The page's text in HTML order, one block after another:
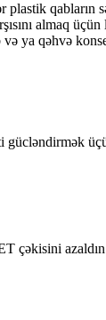
qabların
almaq üçün
ya qəhvə
çəkisini